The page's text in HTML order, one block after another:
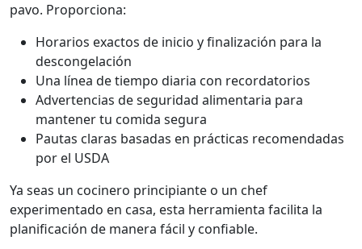
pavo. Proporciona:
Horarios exactos de inicio y finalización para la
descongelación
Una línea de tiempo diaria con recordatorios
Advertencias de seguridad alimentaria para
mantener tu comida segura
Pautas claras basadas en prácticas recomendadas
por el USDA
Ya seas un cocinero principiante o un chef
experimentado en casa, esta herramienta facilita la
planificación de manera fácil y confiable.